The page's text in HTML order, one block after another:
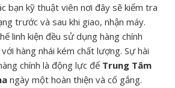
bạn kỹ thuật viên nơi đây sẽ kiểm tra
trước và sau khi giao, nhận máy.
linh kiện đều sử dụng hàng chính
hàng nhái kém chất lượng. Sự hài
chính là động lực để Trung Tâm
ngày một hoàn thiện và cố gắng.